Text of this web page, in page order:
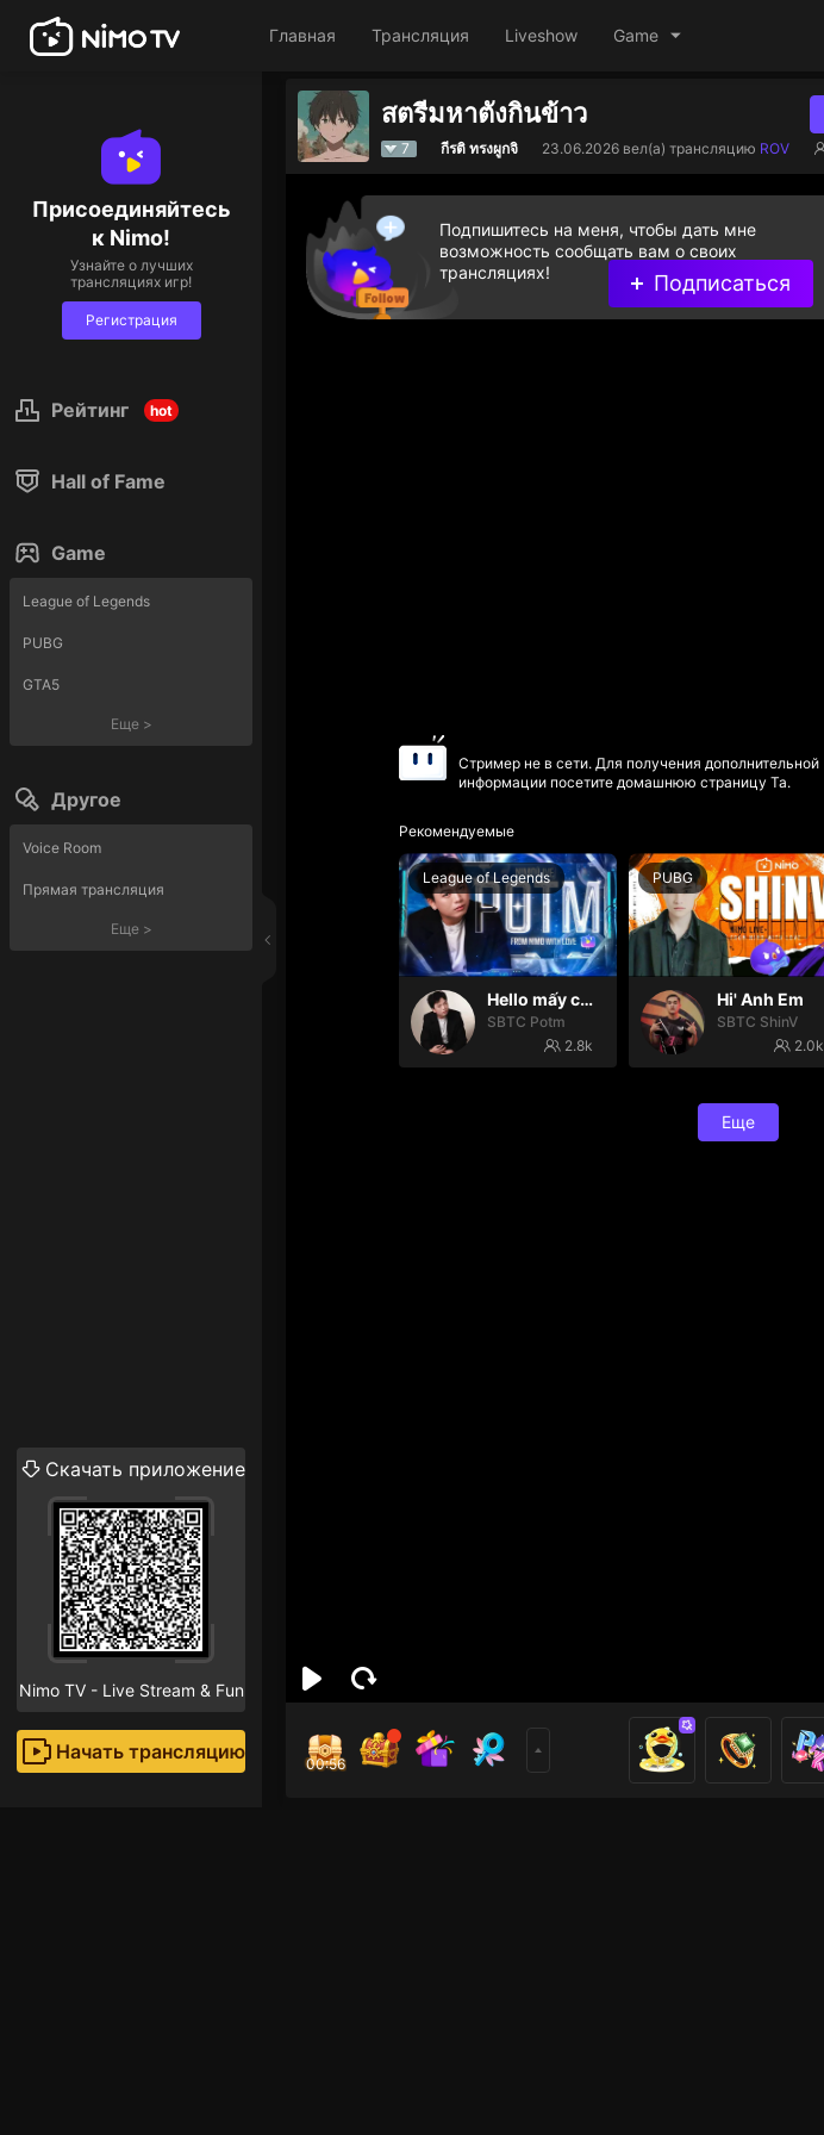
Главная Трансляция Liveshow Game
Присоединяйтесь
к Nimo!
Узнайте о лучших
трансляциях игр!
Регистрация
Рейтинг hot
Hall of Fame
Game
League of Legends
PUBG
GTA5
Еще>
Другое
Voice Room
Прямая трансляция
Еще>
Скачать приложение
Nimo TV - Live Stream & Fun
Начать трансляцию
สตรีมหาตังกินข้าว
7 กีรติ ทรงผูกจิ 23.06.2026 вел(а) трансляцию ROV
Стример не в сети. Для получения дополнительной
информации посетите домашнюю страницу Та.
Рекомендуемые
League of Legends
Hello mấy cục Zàng nhaaa
SBTC Potm
2.8k
PUBG
Hi' Anh Em
SBTC ShinV
2.0k
Еще
00:55
Подпишитесь на меня, чтобы дать мне
возможность сообщать вам о своих
трансляциях!
Подписаться